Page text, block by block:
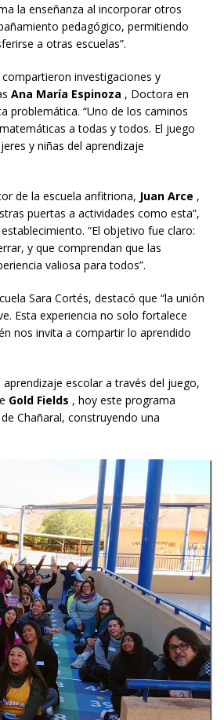
la enseñanza al incorporar otros
pedagógico, permitiendo
a otras escuelas”.
investigaciones y
Ana María Espinoza , Doctora en
problemática. “Uno de los caminos
a todas y todos. El juego
y niñas del aprendizaje
de la escuela anfitriona, Juan Arce ,
puertas a actividades como esta”,
“El objetivo fue claro:
y que comprendan que las
valiosa para todos”.
Sara Cortés, destacó que “la unión
Esta experiencia no solo fortalece
nos invita a compartir lo aprendido
escolar a través del juego,
Gold Fields , hoy este programa
Chañaral, construyendo una